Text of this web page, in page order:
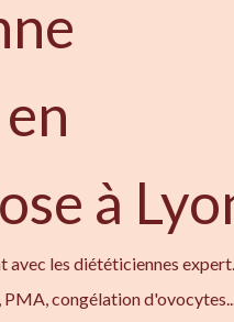
à
avec les diététiciennes
congélation